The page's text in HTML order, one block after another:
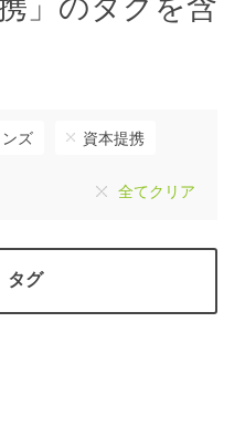
ズ 資本提携
全てクリア
タグ